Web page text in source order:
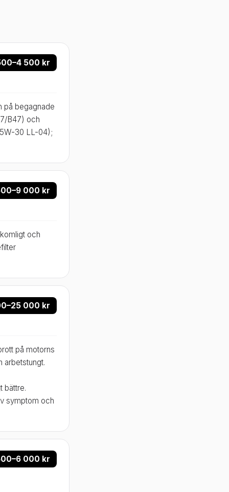
500 kr
på begagnade
B47) och
30 LL-04);
000 kr
och
000 kr
på motorns
arbetstungt.
bättre.
symptom och
000 kr